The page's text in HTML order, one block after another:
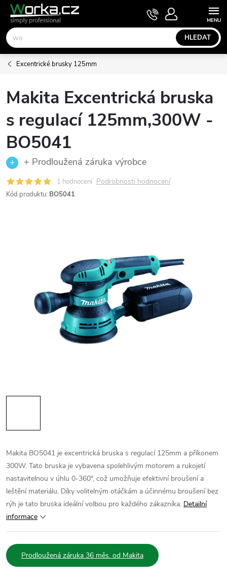
Přejít
obsah
HLEDAT
NÁKUPNÍ
KOŠÍK
Excentrické brusky 125mm
Makita Excentrická bruska
s regulací 125mm,300W -
BO5041
+ Prodloužená záruka výrobce
1 hodnocení Podrobnosti hodnocení
Kód produktu: BO5041
Makita BO5041 je excentrická bruska s regulací 125mm a příkonem
300W. Tato bruska je vybavena spolehlivým motorem a rukojetí
nastavitelnou v úhlu 0-360°, což umožňuje efektivní broušení a
leštění materiálu. Díky volitelným otáčkám a účinnému broušení bez
rýh je tato bruska ideální volbou pro každého zákazníka. Detailní
informace
Prodloužená záruka 36 měs. od Makita